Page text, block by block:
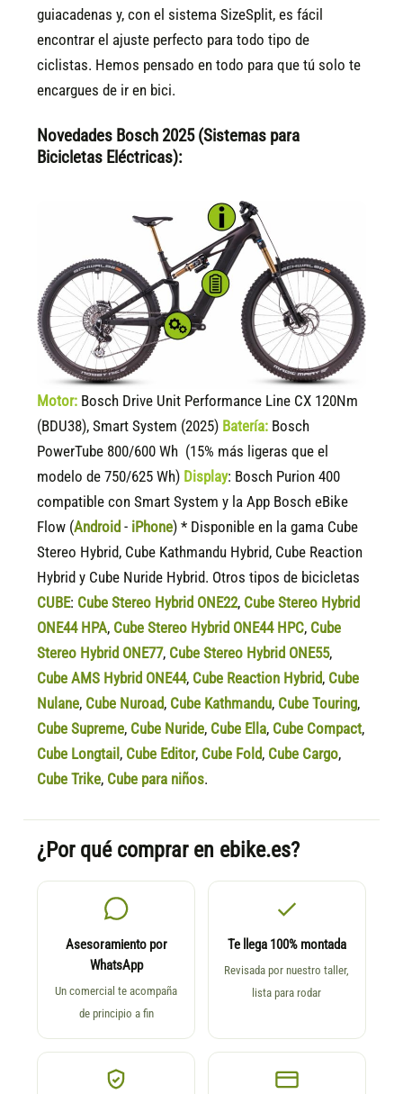
guiacadenas y, con el sistema SizeSplit, es fácil
encontrar el ajuste perfecto para todo tipo de
ciclistas. Hemos pensado en todo para que tú solo te
encargues de ir en bici.
Novedades Bosch 2025 (Sistemas para
Bicicletas Eléctricas):
Motor: Bosch Drive Unit Performance Line CX 120Nm
(BDU38), Smart System (2025) Batería: Bosch
PowerTube 800/600 Wh (15% más ligeras que el
modelo de 750/625 Wh) Display: Bosch Purion 400
compatible con Smart System y la App Bosch eBike
Flow (Android - iPhone) * Disponible en la gama Cube
Stereo Hybrid, Cube Kathmandu Hybrid, Cube Reaction
Hybrid y Cube Nuride Hybrid. Otros tipos de bicicletas
CUBE: Cube Stereo Hybrid ONE22, Cube Stereo Hybrid
ONE44 HPA, Cube Stereo Hybrid ONE44 HPC, Cube
Stereo Hybrid ONE77, Cube Stereo Hybrid ONE55,
Cube AMS Hybrid ONE44, Cube Reaction Hybrid, Cube
Nulane, Cube Nuroad, Cube Kathmandu, Cube Touring,
Cube Supreme, Cube Nuride, Cube Ella, Cube Compact,
Cube Longtail , Cube Editor, Cube Fold, Cube Cargo,
Cube Trike, Cube para niños.
¿Por qué comprar en ebike.es?
Asesoramiento por
WhatsApp
Un comercial te acompaña
de principio a fin
Te llega 100% montada
Revisada por nuestro taller,
lista para rodar